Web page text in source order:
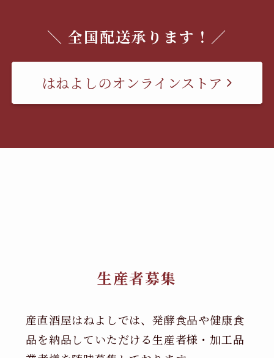
＼ 全国配送承ります！／
はねよしのオンラインストア
生産者募集
産直酒屋はねよしでは、発酵食品や健康食
品を納品していただける生産者様・加工品